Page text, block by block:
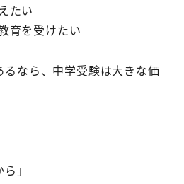
たい
育を受けたい
るなら、中学受験は大きな価
」